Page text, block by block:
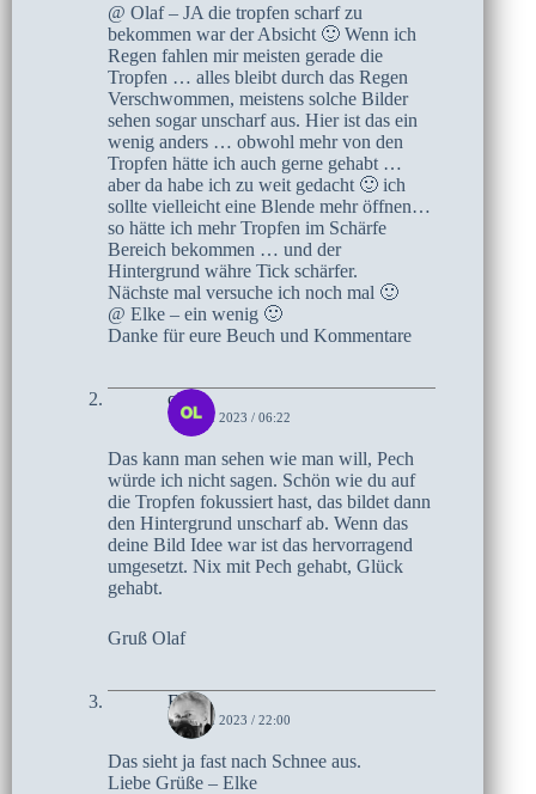
@ Olaf – JA die tropfen scharf zu
bekommen war der Absicht 🙂 Wenn ich
Regen fahlen mir meisten gerade die
Tropfen … alles bleibt durch das Regen
Verschwommen, meistens solche Bilder
sehen sogar unscharf aus. Hier ist das ein
wenig anders … obwohl mehr von den
Tropfen hätte ich auch gerne gehabt …
aber da habe ich zu weit gedacht 🙂 ich
sollte vielleicht eine Blende mehr öffnen…
so hätte ich mehr Tropfen im Schärfe
Bereich bekommen … und der
Hintergrund währe Tick schärfer.
Nächste mal versuche ich noch mal 🙂
@ Elke – ein wenig 🙂
Danke für eure Beuch und Kommentare
olaf
15. MAI 2023 / 06:22
Das kann man sehen wie man will, Pech
würde ich nicht sagen. Schön wie du auf
die Tropfen fokussiert hast, das bildet dann
den Hintergrund unscharf ab. Wenn das
deine Bild Idee war ist das hervorragend
umgesetzt. Nix mit Pech gehabt, Glück
gehabt.
Gruß Olaf
Elke
13. MAI 2023 / 22:00
Das sieht ja fast nach Schnee aus.
Liebe Grüße – Elke